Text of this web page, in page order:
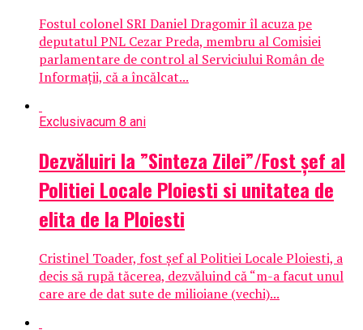
Fostul colonel SRI Daniel Dragomir îl acuza pe
deputatul PNL Cezar Preda, membru al Comisiei
parlamentare de control al Serviciului Român de
Informații, că a încălcat...
Exclusivacum 8 ani
Dezvăluiri la ”Sinteza Zilei”/Fost șef al
Politiei Locale Ploiesti si unitatea de
elita de la Ploiesti
Cristinel Toader, fost șef al Politiei Locale Ploiesti, a
decis să rupă tăcerea, dezvăluind că “m-a facut unul
care are de dat sute de milioiane (vechi)...